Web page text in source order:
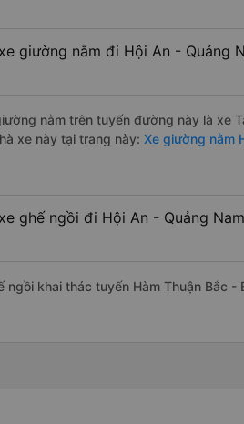
giường nằm đi Hội An - Quảng
nằm trên tuyến đường này là xe
xe này tại trang này: Xe giường nằm
ghế ngồi đi Hội An - Quảng
khai thác tuyến Hàm Thuận Bắc -